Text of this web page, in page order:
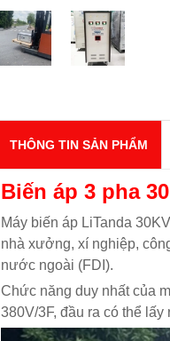
THÔNG TIN SẢN PHẨM
Biến áp 3 pha
Máy biến áp LiTanda
nhà xưởng, xí nghiệp,
nước ngoài (FDI).
Chức năng duy nhất của
380V/3F, đầu ra có thể